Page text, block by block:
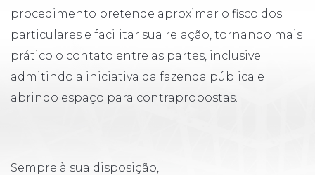
procedimento pretende aproximar o fisco dos
particulares e facilitar sua relação, tornando mais
prático o contato entre as partes, inclusive
admitindo a iniciativa da fazenda pública e
abrindo espaço para contrapropostas.
Sempre à sua disposição,